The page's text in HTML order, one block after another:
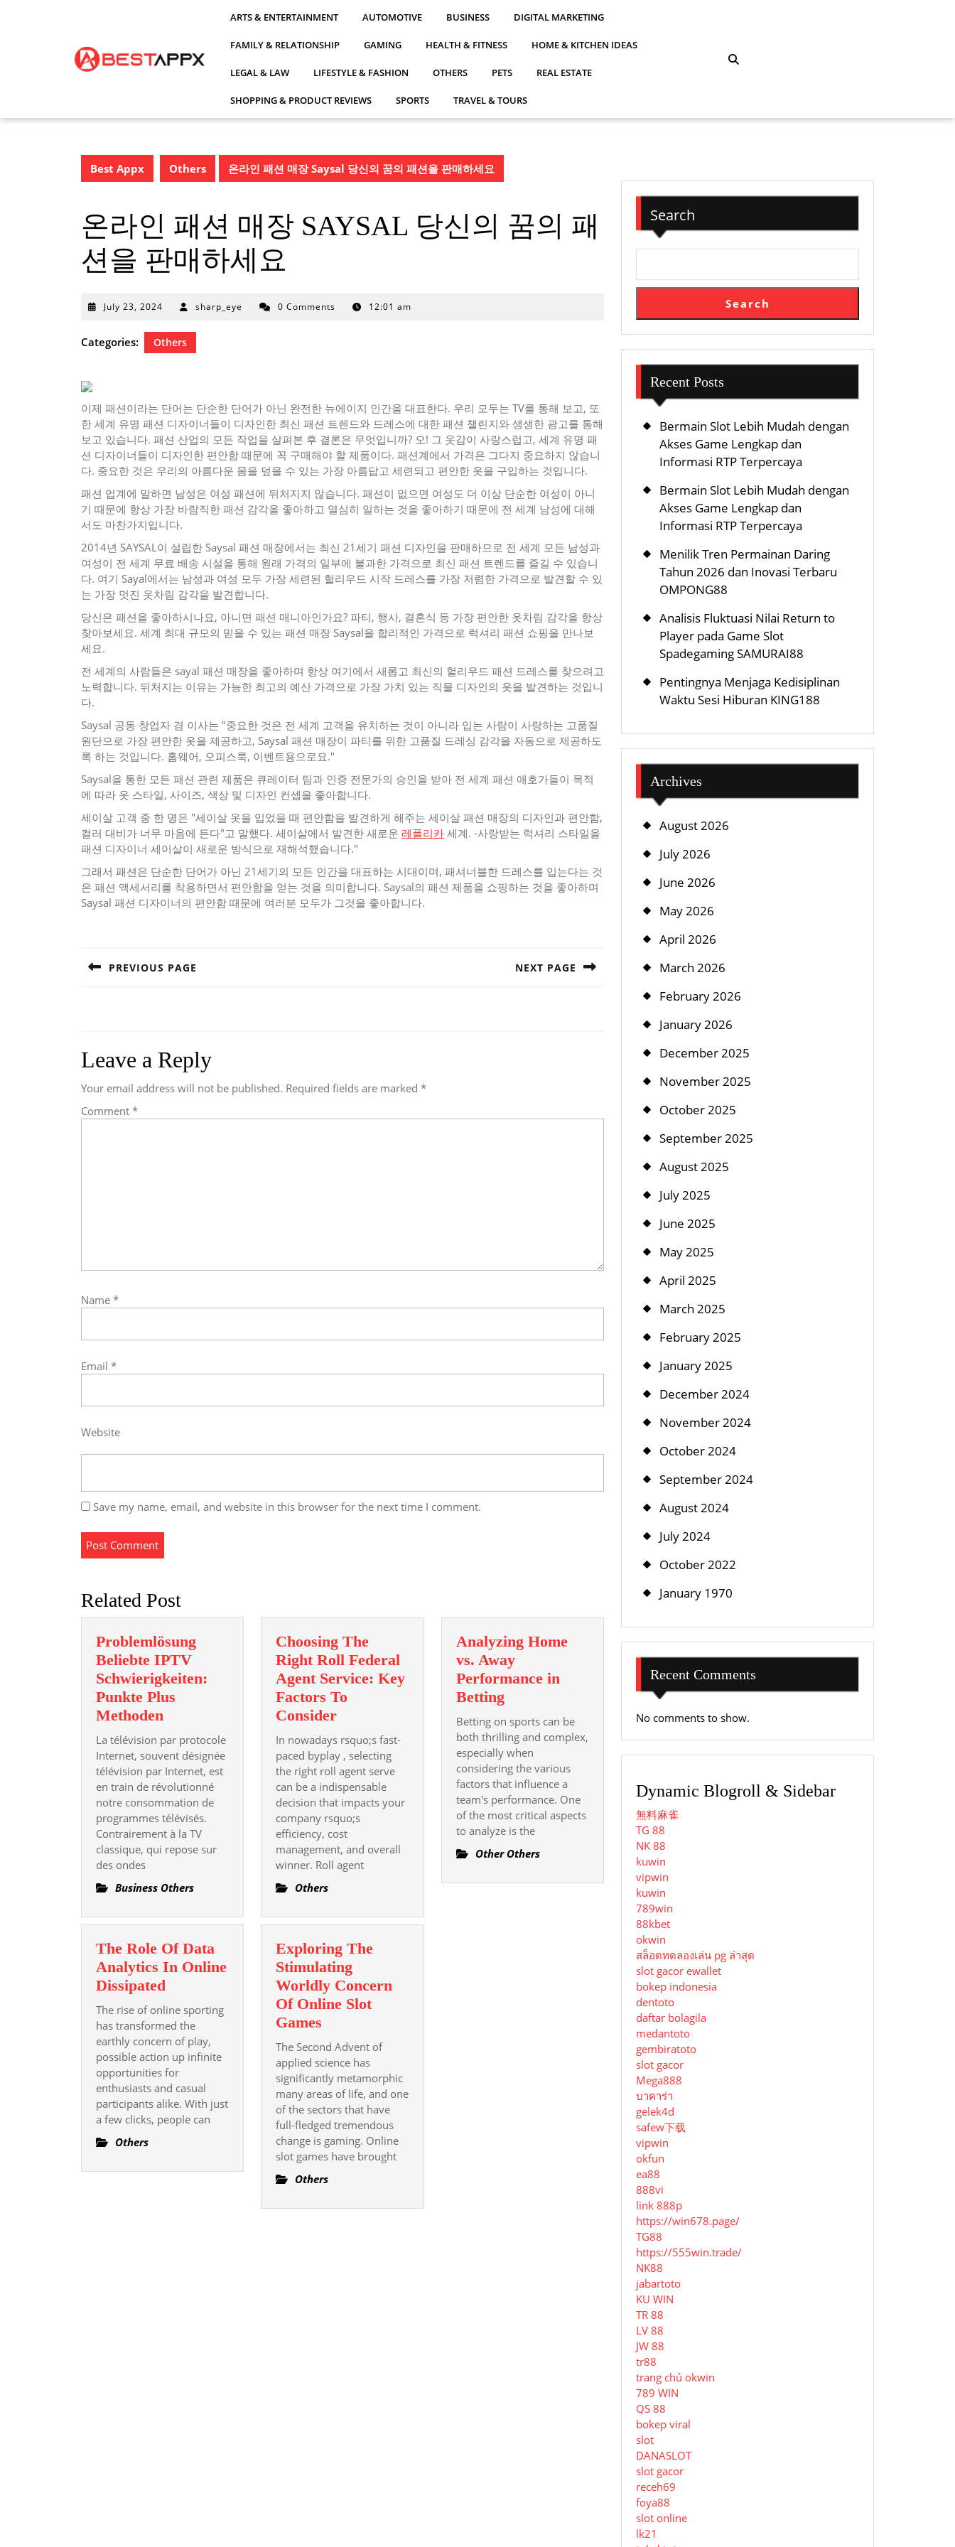
ARTS & ENTERTAINMENT AUTOMOTIVE BUSINESS DIGITAL MARKETING
FAMILY & RELATIONSHIP GAMING HEALTH & FITNESS HOME & KITCHEN IDEAS
LEGAL & LAW LIFESTYLE & FASHION OTHERS PETS REAL ESTATE
SHOPPING & PRODUCT REVIEWS SPORTS TRAVEL & TOURS
Best Appx Others 온라인 패션 매장 Saysal 당신의 꿈의 패션을 판매하세요
온라인 패션 매장 SAYSAL 당신의 꿈의 패
션을 판매하세요
July 23, 2024
2024
sharp_eye 0 Comments 12:01 am
Categories: Others
이제 패션이라는 단어는 단순한 단어가 아닌 완전한 뉴에이지 인간을 대표한다. 우리 모두는 TV를 통해 보고, 또
한 세계 유명 패션 디자이너들이 디자인한 최신 패션 트렌드와 드레스에 대한 패션 챌린지와 생생한 광고를 통해
보고 있습니다. 패션 산업의 모든 작업을 살펴본 후 결론은 무엇입니까? 오! 그 옷감이 사랑스럽고, 세계 유명 패
션 디자이너들이 디자인한 편안함 때문에 꼭 구매해야 할 제품이다. 패션계에서 가격은 그다지 중요하지 않습니
다. 중요한 것은 우리의 아름다운 몸을 덮을 수 있는 가장 아름답고 세련되고 편안한 옷을 구입하는 것입니다.
패션 업계에 말하면 남성은 여성 패션에 뒤처지지 않습니다. 패션이 없으면 여성도 더 이상 단순한 여성이 아니
기 때문에 항상 가장 바람직한 패션 감각을 좋아하고 열심히 일하는 것을 좋아하기 때문에 전 세계 남성에 대해
서도 마찬가지입니다.
2014년 SAYSAL이 설립한 Saysal 패션 매장에서는 최신 21세기 패션 디자인을 판매하므로 전 세계 모든 남성과
여성이 전 세계 무료 배송 시설을 통해 원래 가격의 일부에 불과한 가격으로 최신 패션 트렌드를 즐길 수 있습니
다. 여기 Sayal에서는 남성과 여성 모두 가장 세련된 헐리우드 시작 드레스를 가장 저렴한 가격으로 발견할 수 있
는 가장 멋진 옷차림 감각을 발견합니다.
당신은 패션을 좋아하시나요, 아니면 패션 매니아인가요? 파티, 행사, 결혼식 등 가장 편안한 옷차림 감각을 항상
찾아보세요. 세계 최대 규모의 믿을 수 있는 패션 매장 Saysal을 합리적인 가격으로 럭셔리 패션 쇼핑을 만나보
세요.
전 세계의 사람들은 sayal 패션 매장을 좋아하며 항상 여기에서 새롭고 최신의 헐리우드 패션 드레스를 찾으려고
노력합니다. 뒤처지는 이유는 가능한 최고의 예산 가격으로 가장 가치 있는 직물 디자인의 옷을 발견하는 것입니
다.
Saysal 공동 창업자 겸 이사는 "중요한 것은 전 세계 고객을 유치하는 것이 아니라 입는 사람이 사랑하는 고품질
원단으로 가장 편안한 옷을 제공하고, Saysal 패션 매장이 파티를 위한 고품질 드레싱 감각을 자동으로 제공하도
록 하는 것입니다. 홈웨어, 오피스룩, 이벤트용으로요."
Saysal을 통한 모든 패션 관련 제품은 큐레이터 팀과 인증 전문가의 승인을 받아 전 세계 패션 애호가들이 목적
에 따라 옷 스타일, 사이즈, 색상 및 디자인 컨셉을 좋아합니다.
세이살 고객 중 한 명은 "세이살 옷을 입었을 때 편안함을 발견하게 해주는 세이살 패션 매장의 디자인과 편안함,
컬러 대비가 너무 마음에 든다"고 말했다. 세이살에서 발견한 새로운 레플리카 세계. -사랑받는 럭셔리 스타일을
패션 디자이너 세이살이 새로운 방식으로 재해석했습니다."
그래서 패션은 단순한 단어가 아닌 21세기의 모든 인간을 대표하는 시대이며, 패셔너블한 드레스를 입는다는 것
은 패션 액세서리를 착용하면서 편안함을 얻는 것을 의미합니다. Saysal의 패션 제품을 쇼핑하는 것을 좋아하며
Saysal 패션 디자이너의 편안함 때문에 여러분 모두가 그것을 좋아합니다.
navigation
PREVIOUS PAGE NEXT PAGE
Leave a Reply
Your email address will not be published. Required fields are marked *
Comment *
Name *
Email *
Website
Save my name, email, and website in this browser for the next time I comment.
Related Post
Problemlösung
Beliebte IPTV
Schwierigkeiten:
Punkte Plus
Methoden
Beliebte
IPTV
Schwierigkeiten:
Punkte
Plus
Methoden
La télévision par protocole
Internet, souvent désignée
télévision par Internet, est
en train de révolutionné
notre consommation de
programmes télévisés.
Contrairement à la TV
classique, qui repose sur
des ondes
Business Others
Choosing The
Right Roll Federal
Agent Service: Key
Factors To
ConsiderChoosing
Right
Roll
Federal
Agent
Service:
Key
Factors
In nowadays rsquo;s fast-
paced byplay , selecting
the right roll agent serve
can be a indispensable
decision that impacts your
company rsquo;s
efficiency, cost
management, and overall
winner. Roll agent
Others
Analyzing Home
vs. Away
Performance in
BettingAnalyzing
Home
vs.
Away
Performance
in
Betting
Betting on sports can be
both thrilling and complex,
especially when
considering the various
factors that influence a
team's performance. One
of the most critical aspects
to analyze is the
Other Others
The Role Of Data
Analytics In Online
Dissipated
Role
Of
Data
Analytics
In
Online
Dissipated
The rise of online sporting
has transformed the
earthly concern of play,
possible action up infinite
opportunities for
enthusiasts and casual
participants alike. With just
a few clicks, people can
Others
Exploring The
Stimulating
Worldly Concern
Of Online Slot
Games
The
Stimulating
Worldly
Concern
Of
Online
Slot
The Second Advent of
applied science has
significantly metamorphic
many areas of life, and one
of the sectors that have
full-fledged tremendous
change is gaming. Online
slot games have brought
Others
Search
Search
Recent Posts
Bermain Slot Lebih Mudah dengan
Akses Game Lengkap dan
Informasi RTP Terpercaya
Bermain Slot Lebih Mudah dengan
Akses Game Lengkap dan
Informasi RTP Terpercaya
Menilik Tren Permainan Daring
Tahun 2026 dan Inovasi Terbaru
OMPONG88
Analisis Fluktuasi Nilai Return to
Player pada Game Slot
Spadegaming SAMURAI88
Pentingnya Menjaga Kedisiplinan
Waktu Sesi Hiburan KING188
Archives
August 2026
July 2026
June 2026
May 2026
April 2026
March 2026
February 2026
January 2026
December 2025
November 2025
October 2025
September 2025
August 2025
July 2025
June 2025
May 2025
April 2025
March 2025
February 2025
January 2025
December 2024
November 2024
October 2024
September 2024
August 2024
July 2024
October 2022
January 1970
Recent Comments
No comments to show.
Dynamic Blogroll & Sidebar
無料麻雀
TG 88
NK 88
kuwin
vipwin
kuwin
789win
88kbet
okwin
สล็อตทดลองเล่น pg ล่าสุด
slot gacor ewallet
bokep indonesia
dentoto
daftar bolagila
medantoto
gembiratoto
slot gacor
Mega888
บาคาร่า
gelek4d
safew下载
vipwin
okfun
ea88
888vi
link 888p
https://win678.page/
TG88
https://555win.trade/
NK88
jabartoto
KU WIN
TR 88
LV 88
JW 88
tr88
trang chủ okwin
789 WIN
QS 88
bokep viral
slot
DANASLOT
slot gacor
receh69
foya88
slot online
lk21